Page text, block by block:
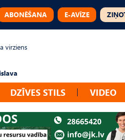
ABONĒŠANA E-AVĪZE
virziens
DZĪVES STILS VIDEO